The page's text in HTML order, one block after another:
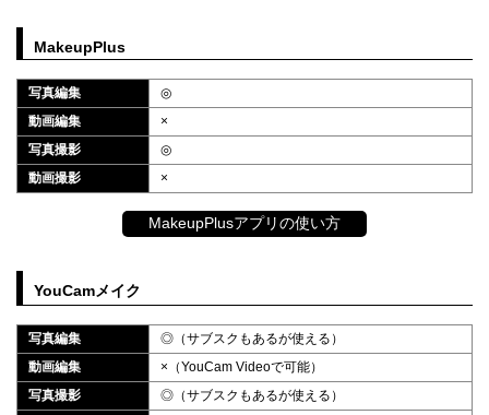
MakeupPlus
写真編集
◎
動画編集
×
写真撮影
◎
動画撮影
×
MakeupPlusアプリの使い方
YouCamメイク
写真編集
◎（サブスクもあるが使える）
動画編集
×（YouCam Videoで可能）
写真撮影
◎（サブスクもあるが使える）